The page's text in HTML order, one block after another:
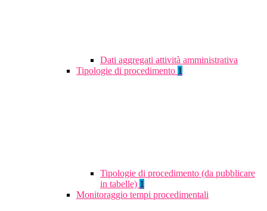
Dati aggregati attività amministrativa
Tipologie di procedimento 1
Tipologie di procedimento (da pubblicare
in tabelle) 1
Monitoraggio tempi procedimentali